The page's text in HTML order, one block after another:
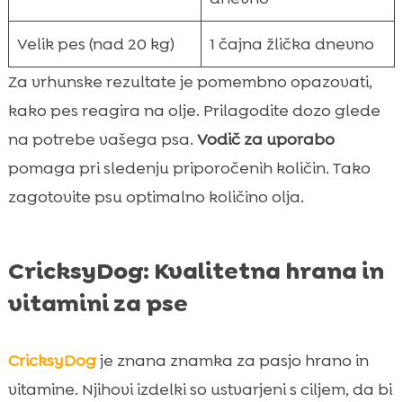
Velik pes (nad 20 kg)
1 čajna žlička dnevno
Za vrhunske rezultate je pomembno opazovati,
kako pes reagira na olje. Prilagodite dozo glede
na potrebe vašega psa. Vodič za uporabo
pomaga pri sledenju priporočenih količin. Tako
zagotovite psu optimalno količino olja.
CricksyDog: Kvalitetna hrana in
vitamini za pse
CricksyDogje znana znamka za pasjo hrano in
vitamine. Njihovi izdelki so ustvarjeni s ciljem, da bi